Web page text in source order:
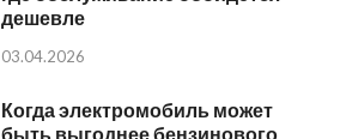
дешевле
03.04.2026
Когда электромобиль может
быть выгоднее бензинового